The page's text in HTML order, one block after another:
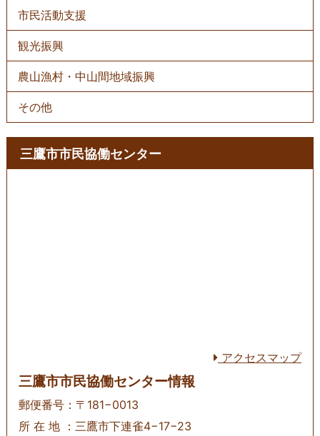
市民活動支援
観光振興
農山漁村・中山間地域振興
その他
三鷹市市民協働センター
アクセスマップ
三鷹市市民協働センター情報
郵便番号：〒181−0013
所 在 地 ：三鷹市下連雀4−17−23